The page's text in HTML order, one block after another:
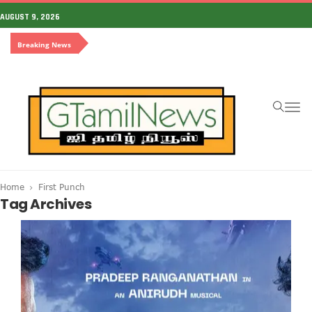
AUGUST 9, 2026
Breaking News
Home First Punch
Tag Archives